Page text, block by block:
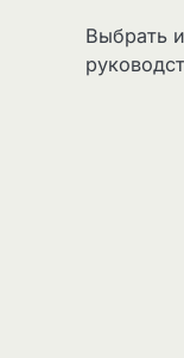
Выбрать